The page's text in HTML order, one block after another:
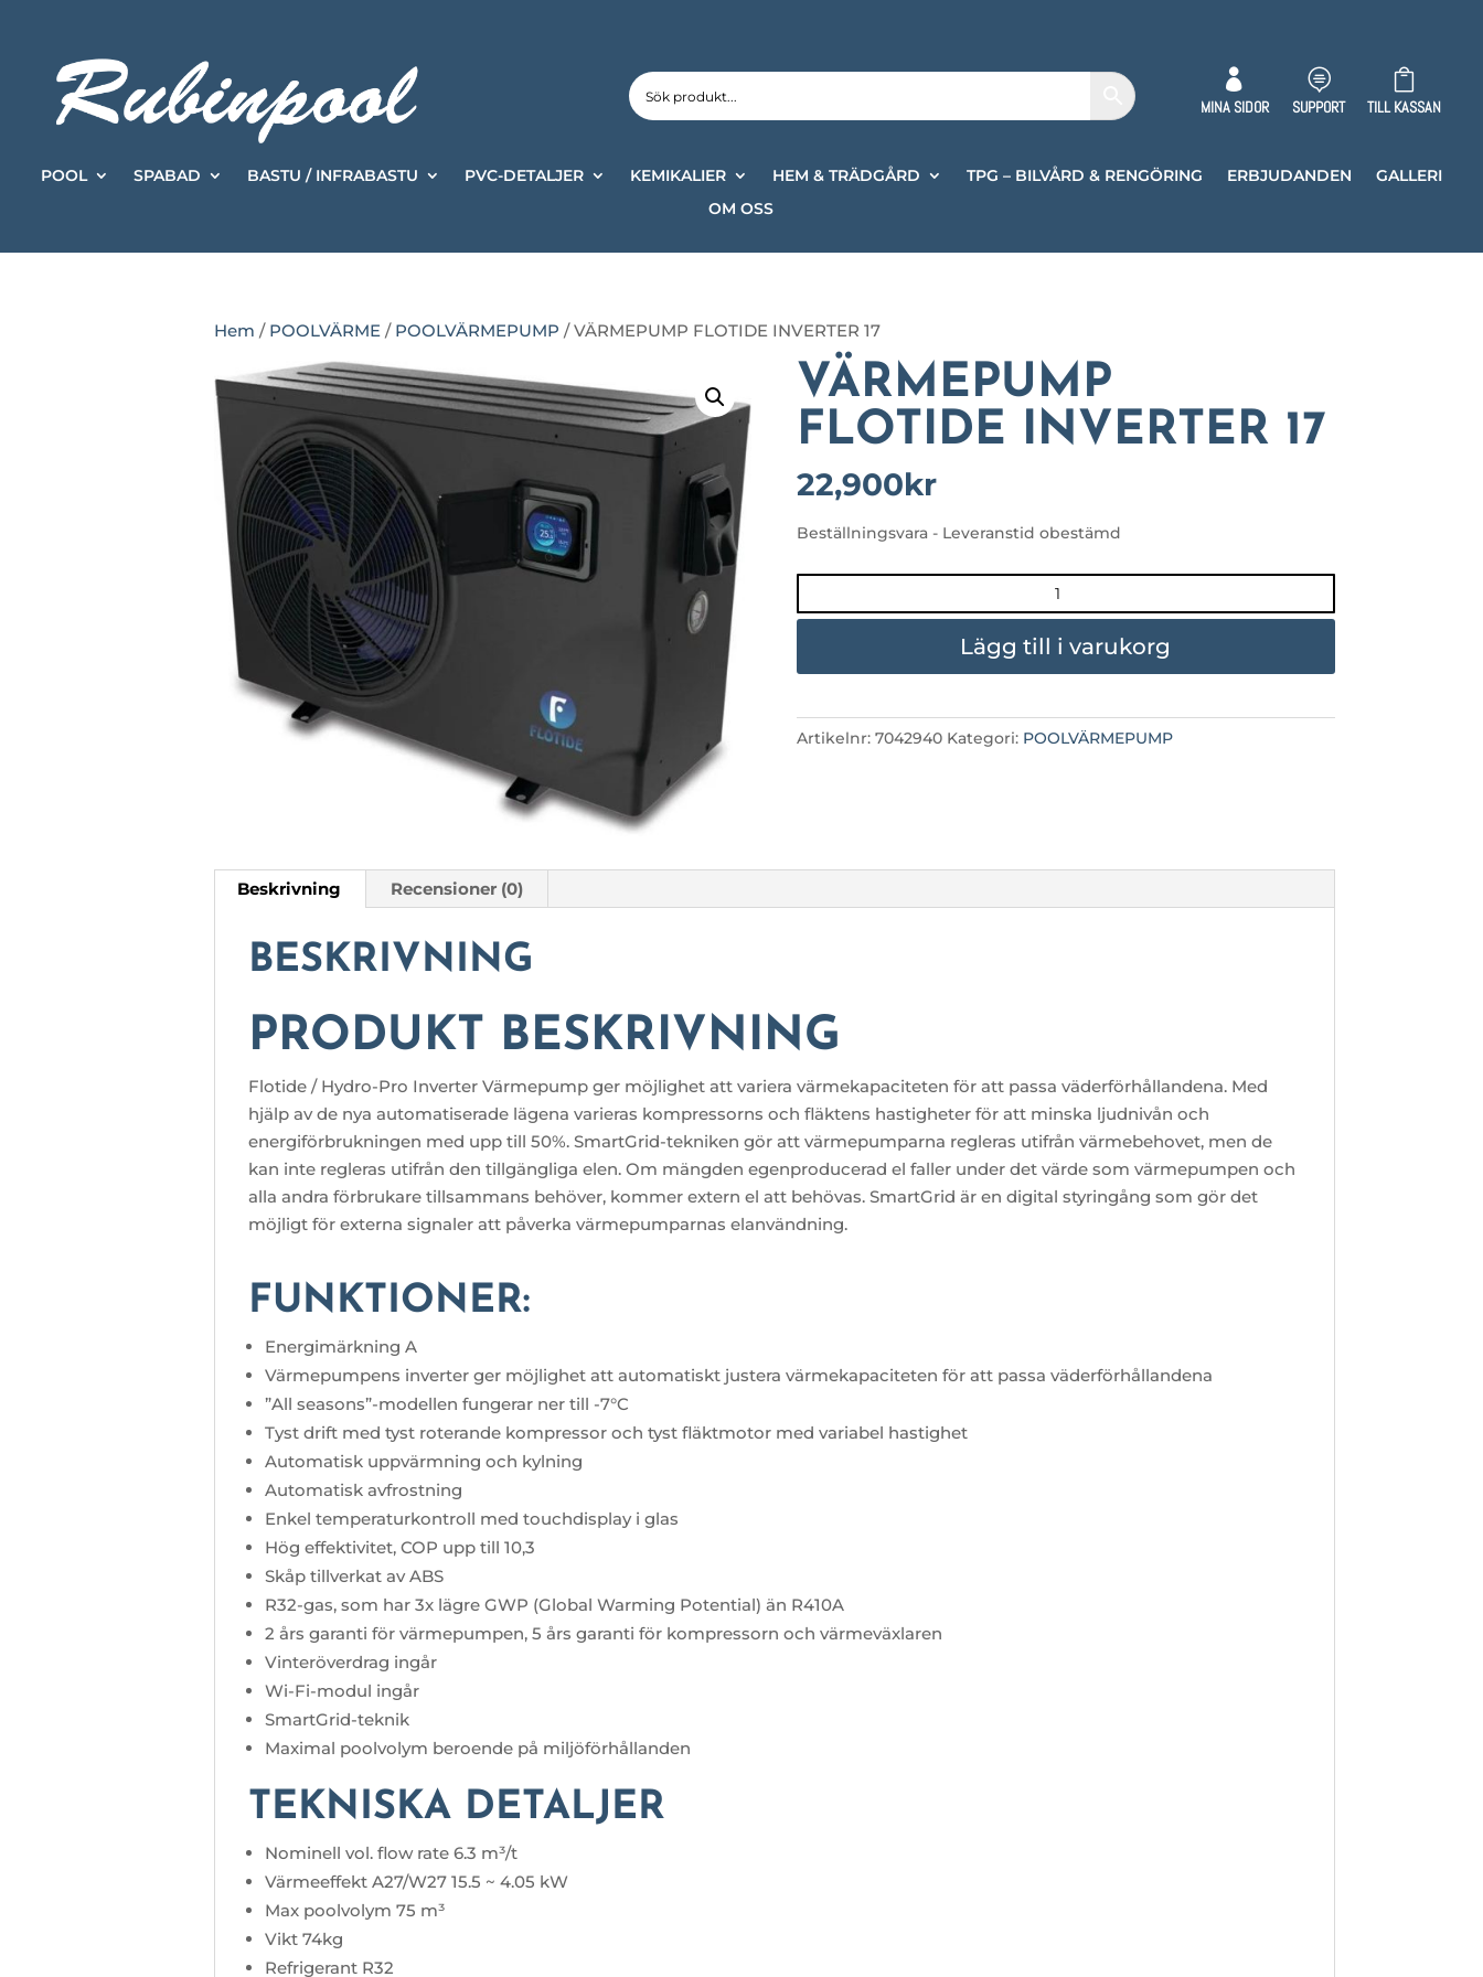

MINA SIDOR

SUPPORT

TILL KASSAN
POOL SPABAD BASTU / INFRABASTU PVC-DETALJER KEMIKALIER HEM & TRÄDGÅRD TPG – BILVÅRD & RENGÖRING ERBJUDANDEN
GALLERI
OM OSS
Hem / POOLVÄRME/ POOLVÄRMEPUMP / VÄRMEPUMP FLOTIDE INVERTER 17
VÄRMEPUMP
FLOTIDE INVERTER 17
22,900kr
Beställningsvara - Leveranstid obestämd
FLOTIDE
17
Lägg till i varukorg
Artikelnr: 7042940 Kategori: POOLVÄRMEPUMP
Beskrivning Recensioner (0)
BESKRIVNING
PRODUKT BESKRIVNING
Flotide / Hydro-Pro Inverter Värmepump ger möjlighet att variera värmekapaciteten för att passa väderförhållandena. Med
hjälp av de nya automatiserade lägena varieras kompressorns och fläktens hastigheter för att minska ljudnivån och
energiförbrukningen med upp till 50%. SmartGrid-tekniken gör att värmepumparna regleras utifrån värmebehovet, men de
kan inte regleras utifrån den tillgängliga elen. Om mängden egenproducerad el faller under det värde som värmepumpen och
alla andra förbrukare tillsammans behöver, kommer extern el att behövas. SmartGrid är en digital styringång som gör det
möjligt för externa signaler att påverka värmepumparnas elanvändning.
FUNKTIONER:
Energimärkning A
Värmepumpens inverter ger möjlighet att automatiskt justera värmekapaciteten för att passa väderförhållandena
”All seasons”-modellen fungerar ner till -7°C
Tyst drift med tyst roterande kompressor och tyst fläktmotor med variabel hastighet
Automatisk uppvärmning och kylning
Automatisk avfrostning
Enkel temperaturkontroll med touchdisplay i glas
Hög effektivitet, COP upp till 10,3
Skåp tillverkat av ABS
R32-gas, som har 3x lägre GWP (Global Warming Potential) än R410A
2 års garanti för värmepumpen, 5 års garanti för kompressorn och värmeväxlaren
Vinteröverdrag ingår
Wi-Fi-modul ingår
SmartGrid-teknik
Maximal poolvolym beroende på miljöförhållanden
TEKNISKA DETALJER
Nominell vol. flow rate 6.3 m³/t
Värmeeffekt A27/W27 15.5 ~ 4.05 kW
Max poolvolym 75 m³
Vikt 74kg
Refrigerant R32